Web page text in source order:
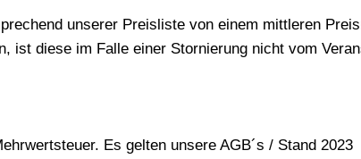
unserer Preisliste von einem mittleren
ist diese im Falle einer Stornierung nicht vom
Es gelten unsere AGB´s / Stand 2023